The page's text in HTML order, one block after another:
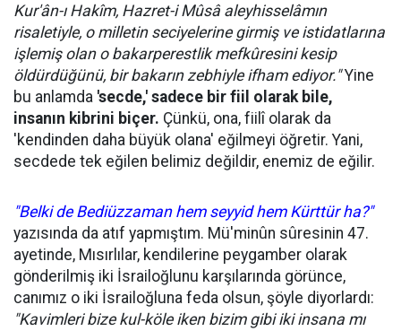
Kur'ân-ı Hakîm, Hazret-i Mûsâ aleyhisselâmın
risaletiyle, o milletin seciyelerine girmiş ve istidatlarına
işlemiş olan o bakarperestlik mefkûresini kesip
öldürdüğünü, bir bakarın zebhiyle ifham ediyor."Yine
bu anlamda 'secde,' sadece bir fiil olarak bile,
insanın kibrini biçer. Çünkü, ona, fiilî olarak da
'kendinden daha büyük olana' eğilmeyi öğretir. Yani,
secdede tek eğilen belimiz değildir, enemiz de eğilir.
"Belki de Bediüzzaman hem seyyid hem Kürttür ha?"
yazısında da atıf yapmıştım. Mü'minûn sûresinin 47.
ayetinde, Mısırlılar, kendilerine peygamber olarak
gönderilmiş iki İsrailoğlunu karşılarında görünce,
canımız o iki İsrailoğluna feda olsun, şöyle diyorlardı:
"Kavimleri bize kul-köle iken bizim gibi iki insana mı